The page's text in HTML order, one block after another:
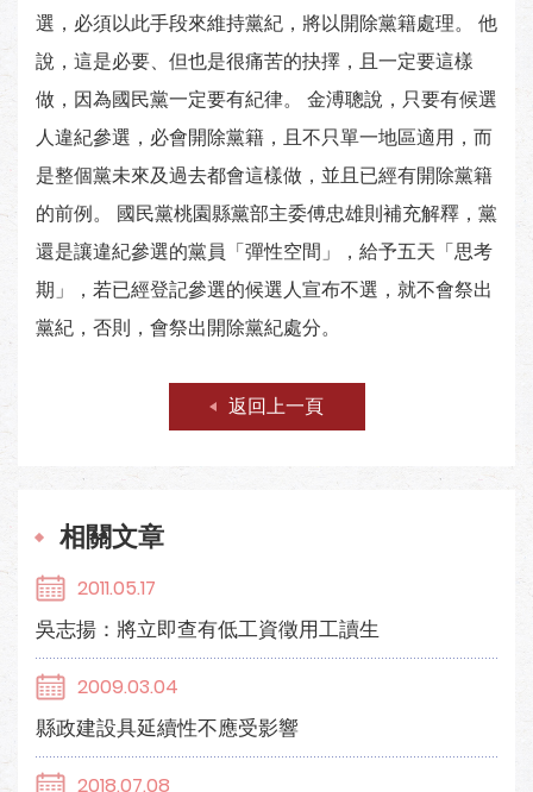
選，必須以此手段來維持黨紀，將以開除黨籍處理。 他
說，這是必要、但也是很痛苦的抉擇，且一定要這樣
做，因為國民黨一定要有紀律。 金溥聰說，只要有候選
人違紀參選，必會開除黨籍，且不只單一地區適用，而
是整個黨未來及過去都會這樣做，並且已經有開除黨籍
的前例。 國民黨桃園縣黨部主委傅忠雄則補充解釋，黨
還是讓違紀參選的黨員「彈性空間」，給予五天「思考
期」，若已經登記參選的候選人宣布不選，就不會祭出
黨紀，否則，會祭出開除黨紀處分。
返回上一頁
相關文章
2011.05.17
吳志揚：將立即查有低工資徵用工讀生
2009.03.04
縣政建設具延續性不應受影響
2018.07.08